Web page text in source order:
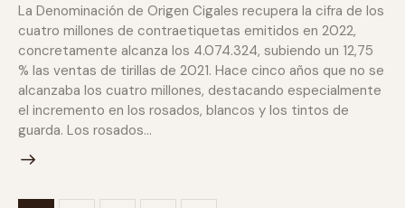
La Denominación de Origen Cigales recupera la cifra de los
cuatro millones de contraetiquetas emitidos en 2022,
concretamente alcanza los 4.074.324, subiendo un 12,75
% las ventas de tirillas de 2021. Hace cinco años que no se
alcanzaba los cuatro millones, destacando especialmente
el incremento en los rosados, blancos y los tintos de
guarda. Los rosados…